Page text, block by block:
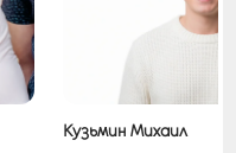
Кузьмин Михаил